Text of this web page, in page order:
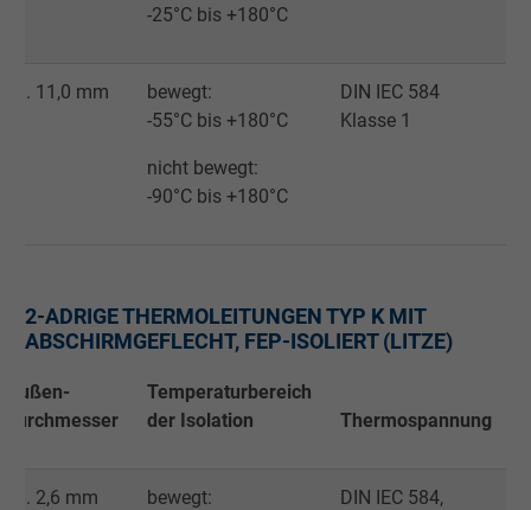
Cookie von Facebook für Website-Analyse,
m_pixel_ration, Facebook Pixel
Facebook Ireland Ltd.
Anzeigenausrichtung und
Name pl, Facebook Pixel
Laufzeit 1 Jahr
-25°C bis +180°C
ca. 11,0 mm
bewegt:
-55°C bis +180°C
nicht bewegt:
-90°C bis +180°C
DIN IEC 584
Klasse 1
2-ADRIGE THERMOLEITUNGEN TYP K MIT
ABSCHIRMGEFLECHT, FEP-ISOLIERT (LITZE)
Außen-
durchmesser
Temperaturbereich
der Isolation
Thermospannung
ca. 2,6 mm
bewegt:
DIN IEC 584,